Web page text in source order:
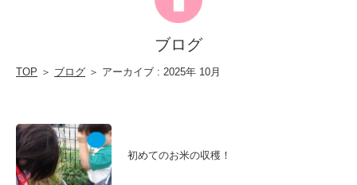
ひ
ま
る
ブログ
TOP ＞ ブログ ＞ アーカイブ : 2025年 10月
初めてのお米の収穫！